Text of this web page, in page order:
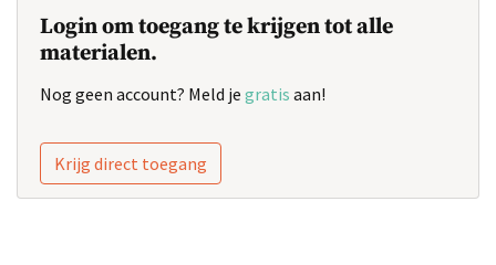
Login om toegang te krijgen tot alle
materialen.
Nog geen account? Meld je gratis aan!
Krijg direct toegang